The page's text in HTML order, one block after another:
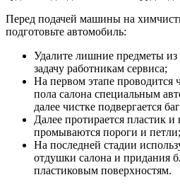
Перед подачей машины на
подготовьте автомобиль:
Удалите лишние предметы из
задачу работникам сервиса;
На первом этапе проводится
пола салона специальным
далее чистке подвергается
Далее протирается пластик
промываются пороги и петли;
На последней стадии
отдушки салона и придания
пластиковым поверхностям.